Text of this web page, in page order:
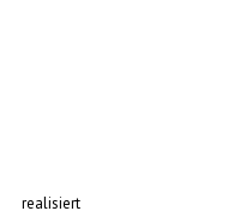
realisiert